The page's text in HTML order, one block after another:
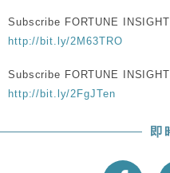
Subscribe FORTUNE
http://bit.ly/2M63TRO
Subscribe FORTUNE
http://bit.ly/2FgJTen
即